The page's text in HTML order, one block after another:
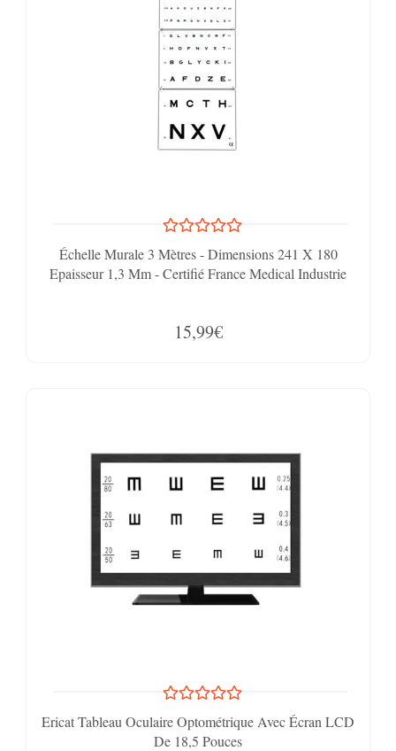
Échelle Murale 3 Mètres - Dimensions 241 X 180
Epaisseur 1,3 Mm - Certifié France Medical Industrie
15,99€
Ericat Tableau Oculaire Optométrique Avec Écran LCD
De 18,5 Pouces